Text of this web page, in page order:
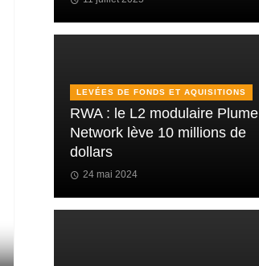
LEVÉES DE FONDS ET AQUISITIONS
RWA : le L2 modulaire Plume
Network lève 10 millions de
dollars
24 mai 2024